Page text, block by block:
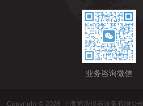
业务咨询微信
Copyright © 2026 上海览浩仪器设备有限公